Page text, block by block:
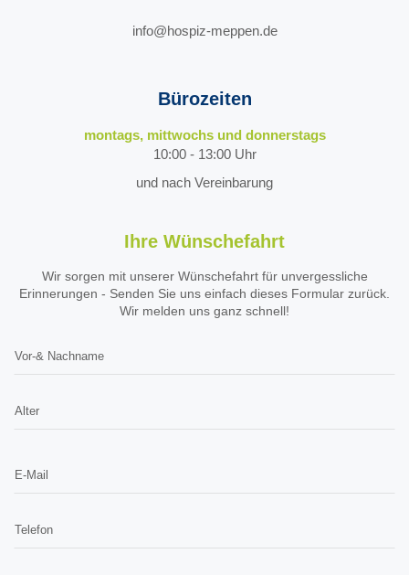
info@hospiz-meppen.de
Bürozeiten
montags, mittwochs und donnerstags
10:00 - 13:00 Uhr
und nach Vereinbarung
Ihre Wünschefahrt
Wir sorgen mit unserer Wünschefahrt für unvergessliche
Erinnerungen - Senden Sie uns einfach dieses Formular zurück.
Wir melden uns ganz schnell!